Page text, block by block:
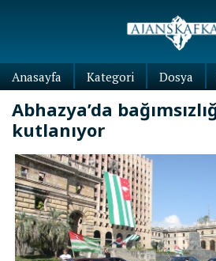
Anasayfa Kategori Dosya
Abhazya’da
kutlanıyor